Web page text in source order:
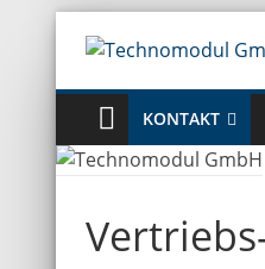
Inhalt
springen
GmbH
KONTAKT